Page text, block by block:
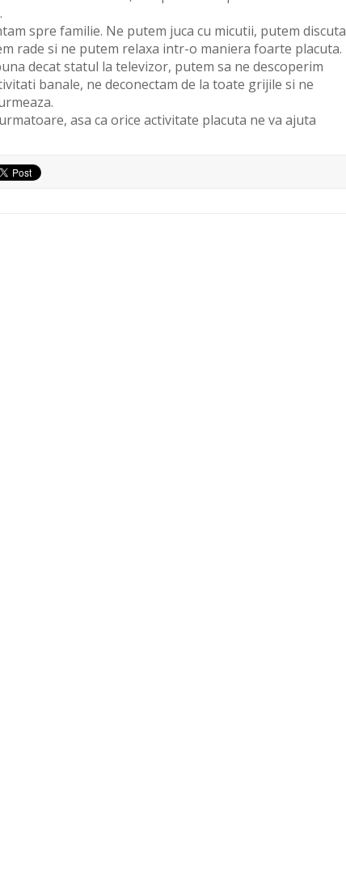
spre familie. Ne putem juca cu micutii, putem discuta
rade si ne putem relaxa intr-o maniera foarte placuta.
decat statul la televizor, putem sa ne descoperim
banale, ne deconectam de la toate grijile si ne
asa ca orice activitate placuta ne va ajuta